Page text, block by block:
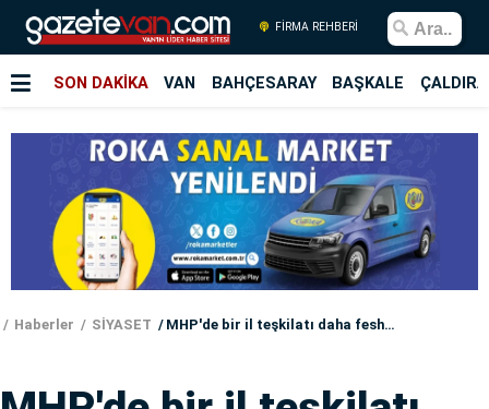
FİRMA REHBERİ
SON DAKİKA VAN BAHÇESARAY BAŞKALE
Haberler SİYASET MHP'de bir il teşkilatı daha feshedildi!